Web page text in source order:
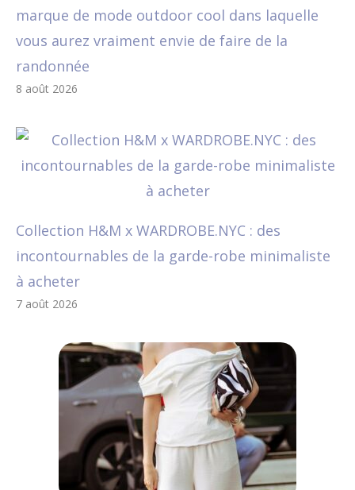
marque de mode outdoor cool dans laquelle
vous aurez vraiment envie de faire de la
randonnée
8 août 2026
Collection H&M x WARDROBE.NYC : des
incontournables de la garde-robe minimaliste
à acheter
7 août 2026